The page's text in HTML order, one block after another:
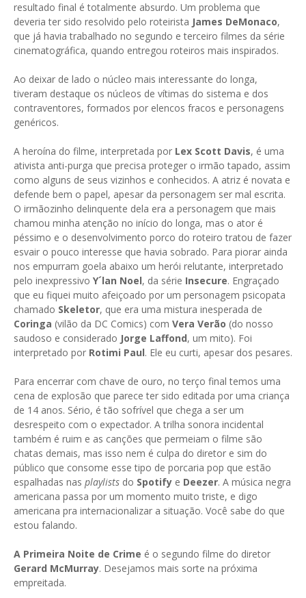
resultado final é totalmente absurdo. Um problema que
deveria ter sido resolvido pelo roteirista James DeMonaco,
que já havia trabalhado no segundo e terceiro filmes da série
cinematográfica, quando entregou roteiros mais inspirados.
Ao deixar de lado o núcleo mais interessante do longa,
tiveram destaque os núcleos de vítimas do sistema e dos
contraventores, formados por elencos fracos e personagens
genéricos.
A heroína do filme, interpretada por Lex Scott Davis, é uma
ativista anti-purga que precisa proteger o irmão tapado, assim
como alguns de seus vizinhos e conhecidos. A atriz é novata e
defende bem o papel, apesar da personagem ser mal escrita.
O irmãozinho delinquente dela era a personagem que mais
chamou minha atenção no início do longa, mas o ator é
péssimo e o desenvolvimento porco do roteiro tratou de fazer
esvair o pouco interesse que havia sobrado. Para piorar ainda
nos empurram goela abaixo um herói relutante, interpretado
pelo inexpressivo Y´lan Noel, da série Insecure. Engraçado
que eu fiquei muito afeiçoado por um personagem psicopata
chamado Skeletor, que era uma mistura inesperada de
Coringa (vilão da DC Comics) com Vera Verão (do nosso
saudoso e considerado Jorge Laffond, um mito). Foi
interpretado por Rotimi Paul. Ele eu curti, apesar dos pesares.
Para encerrar com chave de ouro, no terço final temos uma
cena de explosão que parece ter sido editada por uma criança
de 14 anos. Sério, é tão sofrível que chega a ser um
desrespeito com o expectador. A trilha sonora incidental
também é ruim e as canções que permeiam o filme são
chatas demais, mas isso nem é culpa do diretor e sim do
público que consome esse tipo de porcaria pop que estão
espalhadas nas playlists do Spotify e Deezer. A música negra
americana passa por um momento muito triste, e digo
americana pra internacionalizar a situação. Você sabe do que
estou falando.
A Primeira Noite de Crime é o segundo filme do diretor
Gerard McMurray. Desejamos mais sorte na próxima
empreitada.